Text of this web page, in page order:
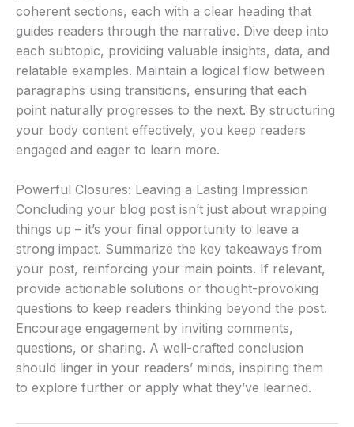
coherent sections, each with a clear heading that
guides readers through the narrative. Dive deep into
each subtopic, providing valuable insights, data, and
relatable examples. Maintain a logical flow between
paragraphs using transitions, ensuring that each
point naturally progresses to the next. By structuring
your body content effectively, you keep readers
engaged and eager to learn more.
Powerful Closures: Leaving a Lasting Impression
Concluding your blog post isn’t just about wrapping
things up – it’s your final opportunity to leave a
strong impact. Summarize the key takeaways from
your post, reinforcing your main points. If relevant,
provide actionable solutions or thought-provoking
questions to keep readers thinking beyond the post.
Encourage engagement by inviting comments,
questions, or sharing. A well-crafted conclusion
should linger in your readers’ minds, inspiring them
to explore further or apply what they’ve learned.